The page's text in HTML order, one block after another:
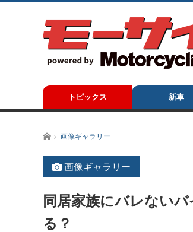
トピックス 新車
ホーム画像ギャラリー
画像ギャラリー
同居家族にバレない
る？